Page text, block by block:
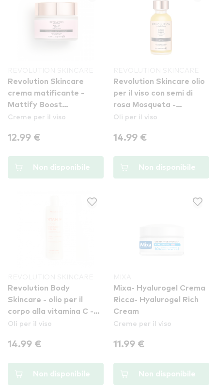
Revolution Skincare
crema matificante -
Mattify Boost
Revolution Skincare
Creme per il viso
12.99 €
Non disponibile
Revolution Skincare olio
per il viso con semi di
rosa Mosqueta -
Skincare - Rosehip Seed
Oli per il viso
14.99 €
Non disponibile
Revolution Body
Skincare - olio per il
corpo alla vitamina C -
Vitamin C Glow
Oli per il viso
14.99 €
Non disponibile
Mixa- Hyalurogel Crema
Ricca- Hyalurogel Rich
Cream
Creme per il viso
11.99 €
Non disponibile